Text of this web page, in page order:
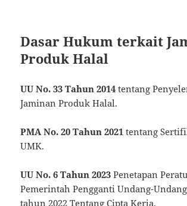
Dasar Hukum terkait
Produk Halal
UU No. 33 Tahun 2014 tentang
Jaminan Produk Halal.
PMA No. 20 Tahun 2021tentang
UMK.
UU No. 6 Tahun 2023 Penetapan
Pemerintah Pengganti Undang-
tahun 2022 Tentang Cipta Kerja.